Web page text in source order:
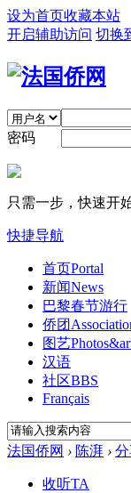
设为首页收藏本站
开启辅助访问 切换
密码
只需一步，快速开
快捷导航
首页Portal
新闻News
巴黎春节游行
侨团
图艺
汉语
社区BBS
Français
法国侨网 › 陈湃 ›
收听TA